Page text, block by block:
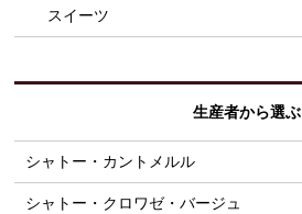
スイーツ
生産者から選ぶ
シャトー・カントメルル
シャトー・クロワゼ・バージュ